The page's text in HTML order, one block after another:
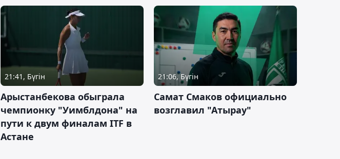
21:41, Бүгін
Арыстанбекова обыграла
чемпионку "Уимблдона" на
пути к двум финалам ITF в
Астане
21:06, Бүгін
Самат Смаков официально
возглавил "Атырау"